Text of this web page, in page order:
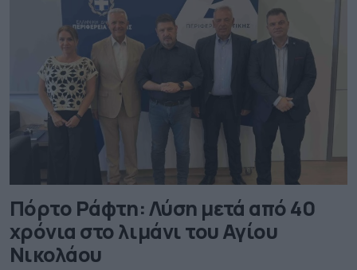
Πόρτο Ράφτη: Λύση μετά από 40
χρόνια στο λιμάνι του Αγίου
Νικολάου